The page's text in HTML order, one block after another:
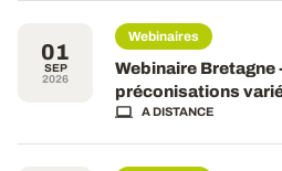
01
SEP
2026
Webinaires
Webinaire Bretagne
préconisations
A DISTANCE